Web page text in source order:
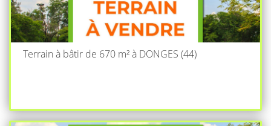
Terrain à bâtir de 670 m² à DONGES (44)